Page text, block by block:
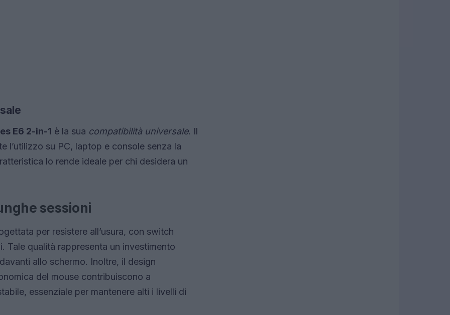
E6 2-in-1 è la sua compatibilità universale. Il
l’utilizzo su PC, laptop e console senza la
lo rende ideale per chi desidera un
sessioni
per resistere all’usura, con switch
Tale qualità rappresenta un investimento
allo schermo. Inoltre, il design
del mouse contribuiscono a
essenziale per mantenere alti i livelli di